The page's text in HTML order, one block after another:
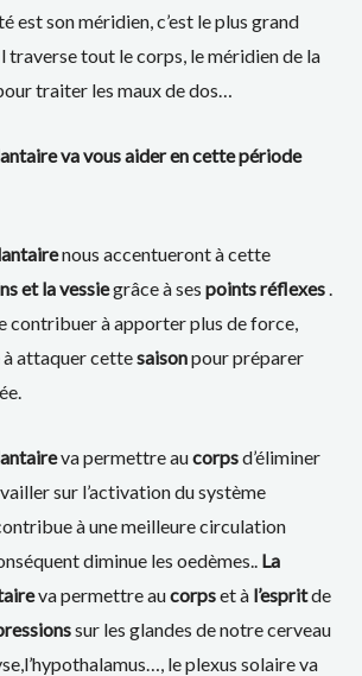
est son méridien, c’est le plus grand
traverse tout le corps, le méridien de la
traiter les maux de dos…
va vous aider en cette période
nous accentueront à cette
et la vessiegrâce à ses points réflexes.
contribuer à apporter plus de force,
à attaquer cettesaisonpour préparer
va permettre aucorpsd’éliminer
sur l’activation du système
à une meilleure circulation
diminue les oedèmes.. La
va permettre aucorpset à l’espritde
sur les glandes de notre cerveau
le plexus solaire va